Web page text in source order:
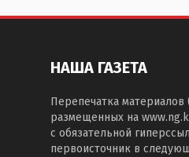
НАША ГАЗЕТА
Перепечатка
размещенных на
с обязательной
первоисточник в